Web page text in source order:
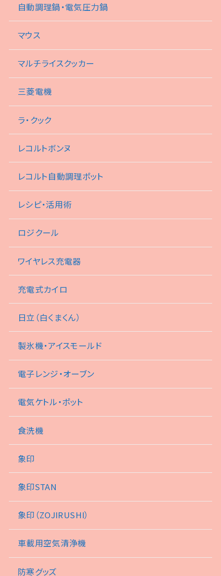
自動調理鍋・電気圧力鍋
マウス
マルチライスクッカー
三菱電機
ラ・クック
レコルトボンヌ
レコルト自動調理ポット
レシピ・活用術
ロジクール
ワイヤレス充電器
充電式カイロ
日立（白くまくん）
製氷機・アイスモールド
電子レンジ・オーブン
電気ケトル・ポット
食洗機
象印
象印STAN
象印（ZOJIRUSHI）
車載用空気清浄機
防寒グッズ